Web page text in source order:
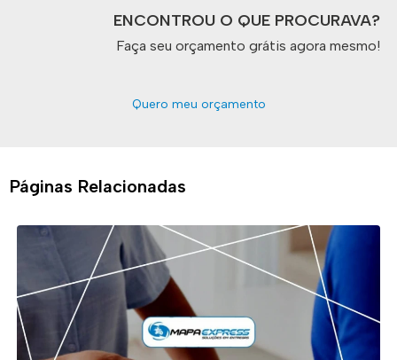
ENCONTROU O QUE PROCURAVA?
Faça seu orçamento grátis agora mesmo!
Quero meu orçamento
Páginas Relacionadas